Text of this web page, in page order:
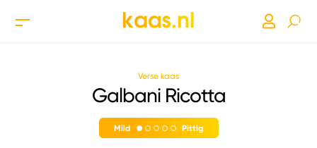
Verse kaas
Galbani Ricotta
Mild Pittig